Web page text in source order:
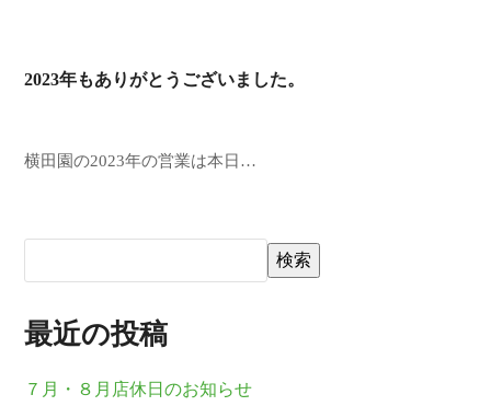
2023年もありがとうございました。
横田園の2023年の営業は本日…
検索
最近の投稿
７月・８月店休日のお知らせ